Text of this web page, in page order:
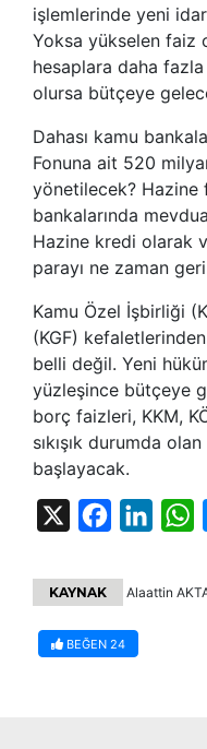
işlemlerinde yeni
Yoksa yükselen faiz
hesaplara daha
olursa bütçeye
Dahası kamu
Fonuna ait 520
yönetilecek? Hazine
bankalarında
Hazine kredi olarak
parayı ne zaman
Kamu Özel İşbirliği
(KGF)
belli değil. Yeni
yüzleşince bütçeye
borç faizleri, KKM,
sıkışık durumda
başlayacak.
Facebook
KAYNAK Alaattin
BEĞEN 24